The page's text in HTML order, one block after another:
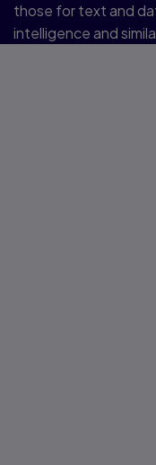
those for text and
intelligence and